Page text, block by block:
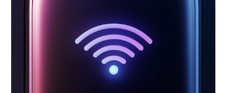
2 Min. Lesezeit